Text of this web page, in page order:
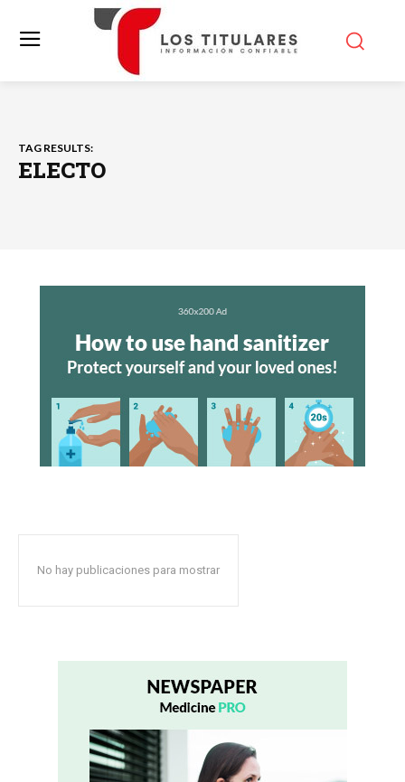
TAG RESULTS:
ELECTO
No hay publicaciones para mostrar